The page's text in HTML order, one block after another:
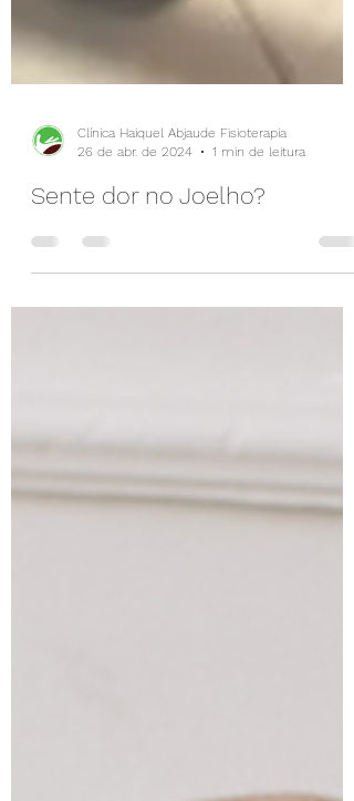
26 de abr. de 2024
1 min de leitura
Sente dor no Joelho?